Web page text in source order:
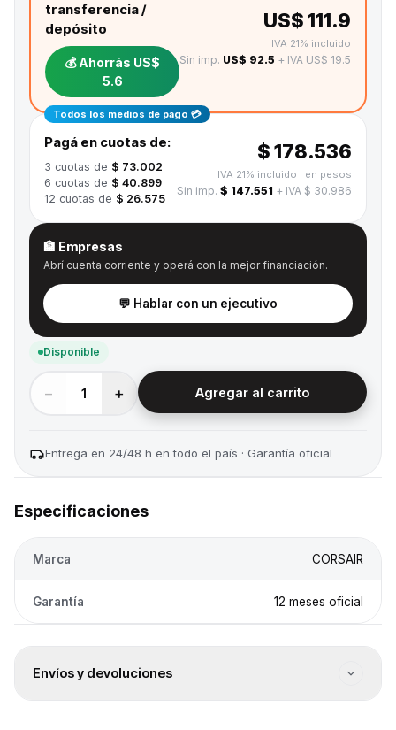
transferencia /
depósito
💰 Ahorrás US$
5.6
US$ 111.9
IVA 21% incluido
Sin imp. US$ 92.5 + IVA US$ 19.5
Todos los medios de pago 💳
Pagá en cuotas de:
3 cuotas de $ 73.002
6 cuotas de $ 40.899
12 cuotas de $ 26.575
$ 178.536
IVA 21% incluido · en pesos
Sin imp. $ 147.551 + IVA $ 30.986
🏦 Empresas
Abrí cuenta corriente y operá con la mejor financiación.
💬 Hablar con un ejecutivo
Disponible
− 1 + Agregar al carrito
Entrega en 24/48 h en todo el país · Garantía oficial
Especificaciones
Marca CORSAIR
Garantía 12 meses oficial
Envíos y devoluciones